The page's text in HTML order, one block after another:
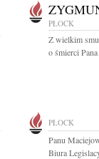
PŁOCK
Z wielkim
o śmierci
PŁOCK
Panu
Biura